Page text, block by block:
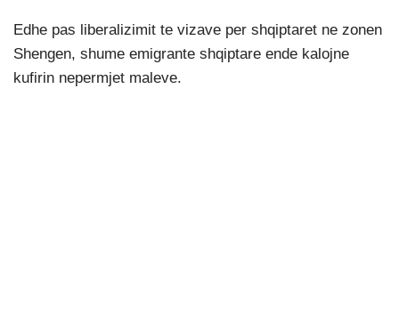
Edhe pas liberalizimit te vizave per shqiptaret ne zonen
Shengen, shume emigrante shqiptare ende kalojne
kufirin nepermjet maleve.